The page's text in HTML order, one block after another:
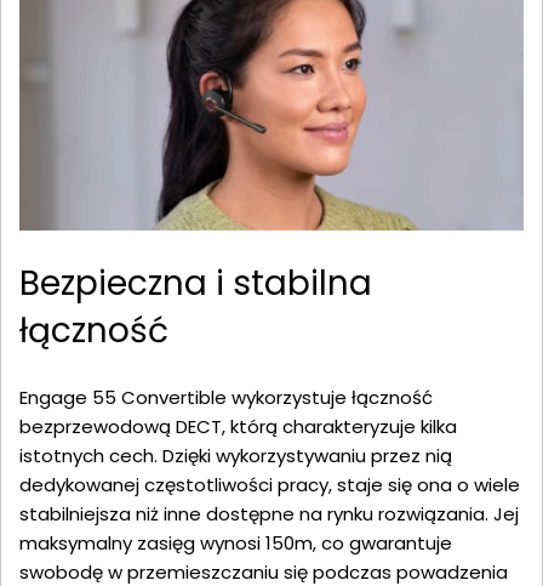
Bezpieczna i stabilna
łączność
Engage 55 Convertible wykorzystuje łączność
bezprzewodową DECT, którą charakteryzuje kilka
istotnych cech. Dzięki wykorzystywaniu przez nią
dedykowanej częstotliwości pracy, staje się ona o wiele
stabilniejsza niż inne dostępne na rynku rozwiązania. Jej
maksymalny zasięg wynosi 150m, co gwarantuje
swobodę w przemieszczaniu się podczas powadzenia